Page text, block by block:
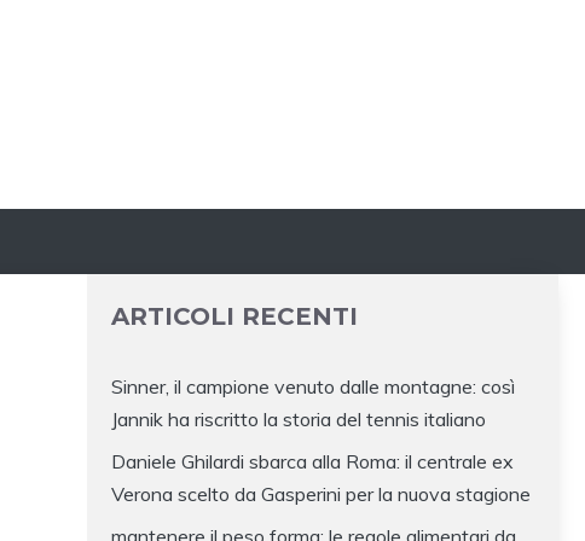
ARTICOLI RECENTI
Sinner, il campione venuto dalle montagne: così
Jannik ha riscritto la storia del tennis italiano
Daniele Ghilardi sbarca alla Roma: il centrale ex
Verona scelto da Gasperini per la nuova stagione